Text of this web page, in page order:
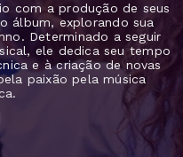
com a produção de seus
álbum, explorando sua
Determinado a seguir
ele dedica seu tempo
e à criação de novas
paixão pela música